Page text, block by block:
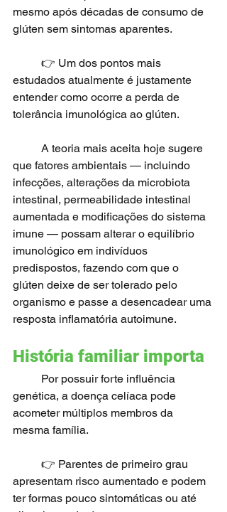
mesmo após décadas de consumo de
glúten sem sintomas aparentes.
estudados atualmente é justamente
entender como ocorre a perda de
tolerância imunológica ao glúten.
que fatores ambientais — incluindo
infecções, alterações da microbiota
intestinal, permeabilidade intestinal
aumentada e modificações do sistema
imune — possam alterar o equilíbrio
imunológico em indivíduos
predispostos, fazendo com que o
glúten deixe de ser tolerado pelo
organismo e passe a desencadear uma
resposta inflamatória autoimune.
História familiar importa
genética, a doença celíaca pode
acometer múltiplos membros da
mesma família.
apresentam risco aumentado e podem
ter formas pouco sintomáticas ou até